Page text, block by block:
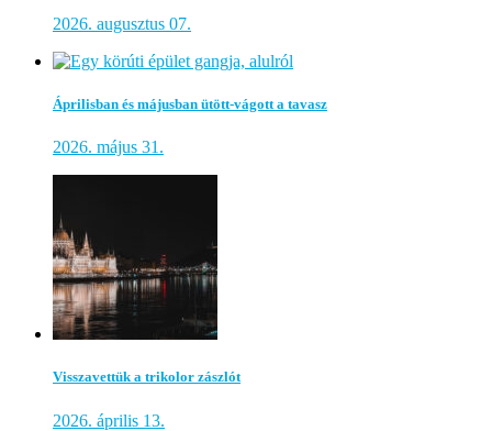
2026. augusztus 07.
Áprilisban és májusban ütött-vágott a tavasz
2026. május 31.
Visszavettük a trikolor zászlót
2026. április 13.